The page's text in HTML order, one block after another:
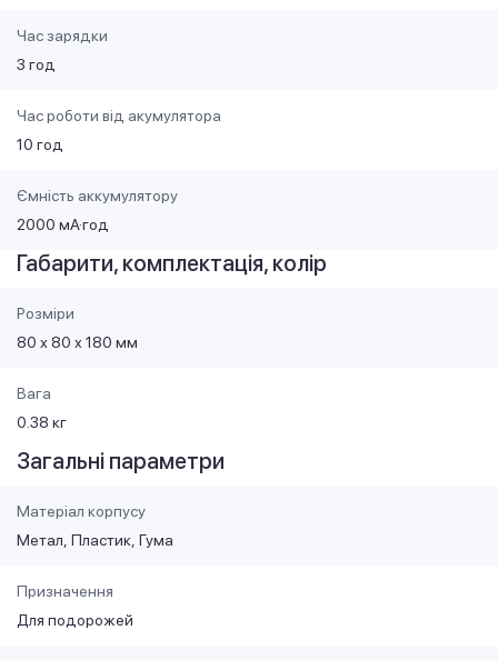
Час зарядки
3 год
Час роботи від акумулятора
10 год
Ємність аккумулятору
2000 мА·год
Габарити, комплектація, колір
Розміри
80 х 80 х 180 мм
Вага
0.38 кг
Загальні параметри
Матеріал корпусу
Метал Пластик Гума
Призначення
Для подорожей